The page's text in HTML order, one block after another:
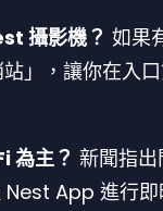
攝影機？ 如果
」，讓你在入
為主？ 新聞指出
Nest App 進行